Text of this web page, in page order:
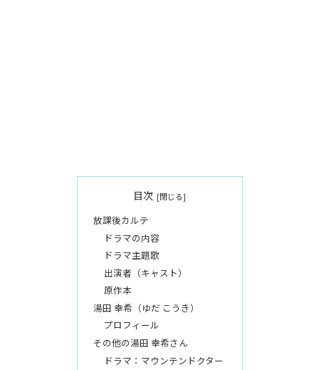
目次
放課後カルテ
ドラマの内容
ドラマ主題歌
出演者（キャスト）
原作本
湯田 幸希（ゆだ こうき）
プロフィール
その他の湯田 幸希さん
ドラマ：マウンテンドクター